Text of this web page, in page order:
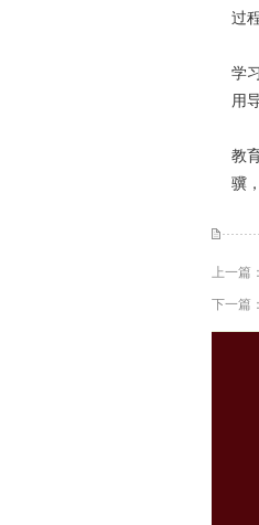
过
学
用
教
骥
上一篇：
下一篇：